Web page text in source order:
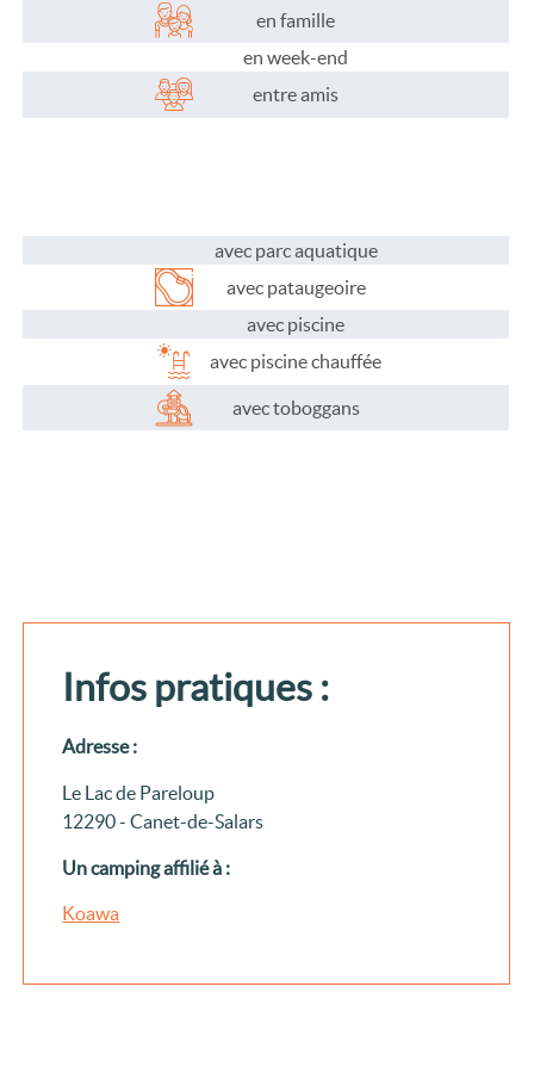
Les infos pratiques
en famille
en week-end
entre amis
avec parc aquatique
avec pataugeoire
avec piscine
avec piscine chauffée
avec toboggans
Infos pratiques :
Adresse :
Le Lac de Pareloup
12290 - Canet-de-Salars
Un camping affilié à :
Koawa